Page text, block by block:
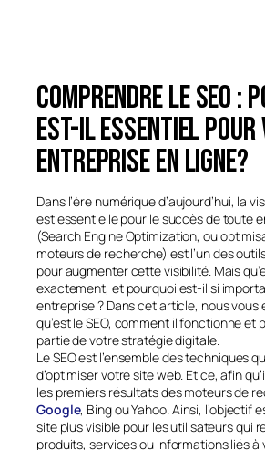
Comprendre le SEO :
est-il essentiel
entreprise en ligne?
Dans l’ère numérique d’aujourd’hui, la
est essentielle pour le succès de toute
(Search Engine Optimization, ou
moteurs de recherche) est l’un des
pour augmenter cette visibilité. Mais
exactement, et pourquoi est-il si
entreprise ? Dans cet article, nous vous
qu’est le SEO, comment il fonctionne et
partie de votre stratégie digitale.
Le SEO est l’ensemble des techniques
d’optimiser votre site web. Et ce, afin
les premiers résultats des moteurs de
Google, Bing ou Yahoo. Ainsi, l’objectif
site plus visible pour les utilisateurs qui
produits, services ou informations liés à